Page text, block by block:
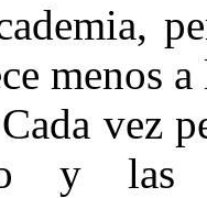
menos
vez
y las